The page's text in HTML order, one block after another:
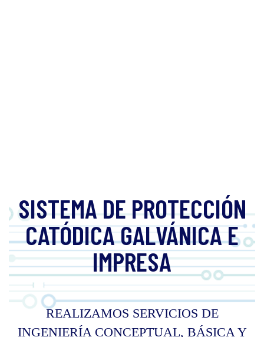
SISTEMA DE PROTECCIÓN
CATÓDICA GALVÁNICA E
IMPRESA
REALIZAMOS SERVICIOS DE
INGENIERÍA CONCEPTUAL, BÁSICA Y